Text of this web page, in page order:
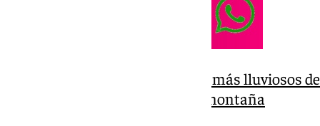
Málaga vive uno de los días más lluviosos
litros de agua en zonas de montaña